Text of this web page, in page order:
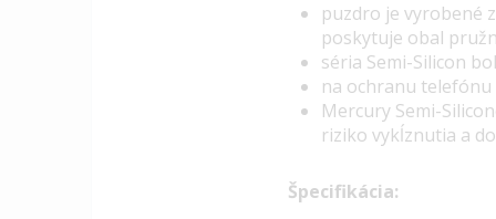
puzdro je vyrobené
poskytuje obal
séria Semi-Silicon
na ochranu
Mercury Semi-
riziko vykĺznutia a
Špecifikácia: